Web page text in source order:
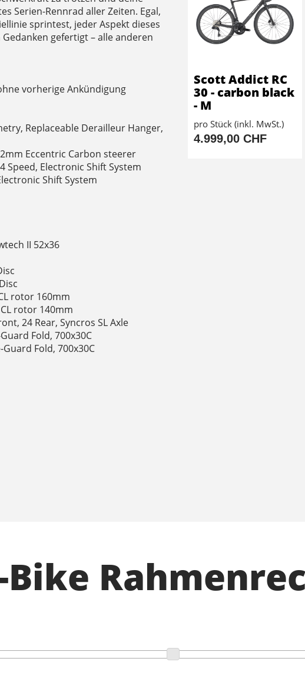
Serien-Rennrad aller Zeiten. Egal,
sprintest, jeder Aspekt dieses
gefertigt – alle anderen
vorherige Ankündigung
Replaceable Derailleur Hanger,
Eccentric Carbon steerer
Speed, Electronic Shift System
Shift System
II 52x36
rotor 160mm
rotor 140mm
24 Rear, Syncros SL Axle
Fold, 700x30C
Fold, 700x30C
Scott Addict RC
30 - carbon black
- M
pro Stück (inkl. MwSt.)
4.999,00 CHF
Bike